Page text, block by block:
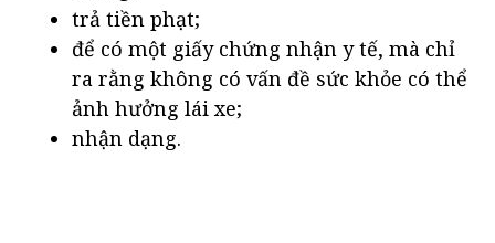
trả tiền phạt;
để có một giấy chứng nhận y tế, mà chỉ
ra rằng không có vấn đề sức khỏe có thể
ảnh hưởng lái xe;
nhận dạng.